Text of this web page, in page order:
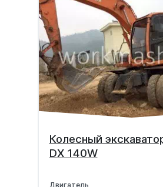
Колесный
DX 140W
Двигатель